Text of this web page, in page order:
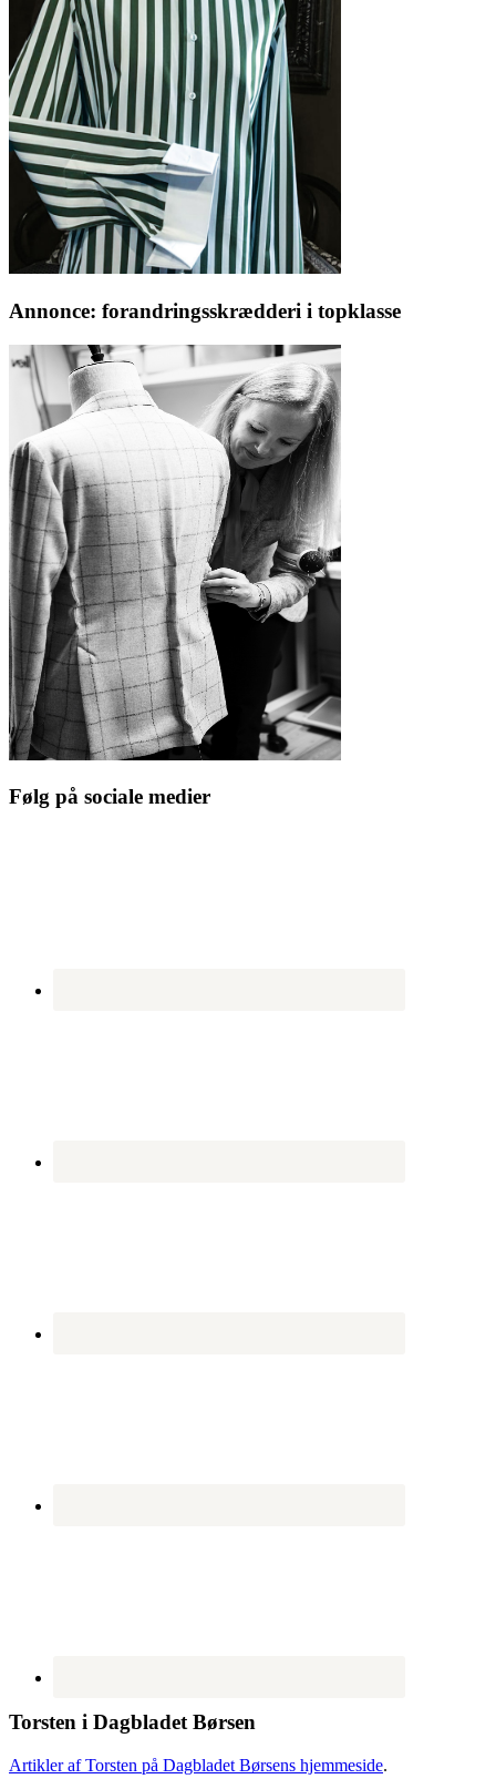
Annonce: forandringsskrædderi i topklasse
Følg på sociale medier
Torsten i Dagbladet Børsen
Artikler af Torsten på Dagbladet Børsens hjemmeside.